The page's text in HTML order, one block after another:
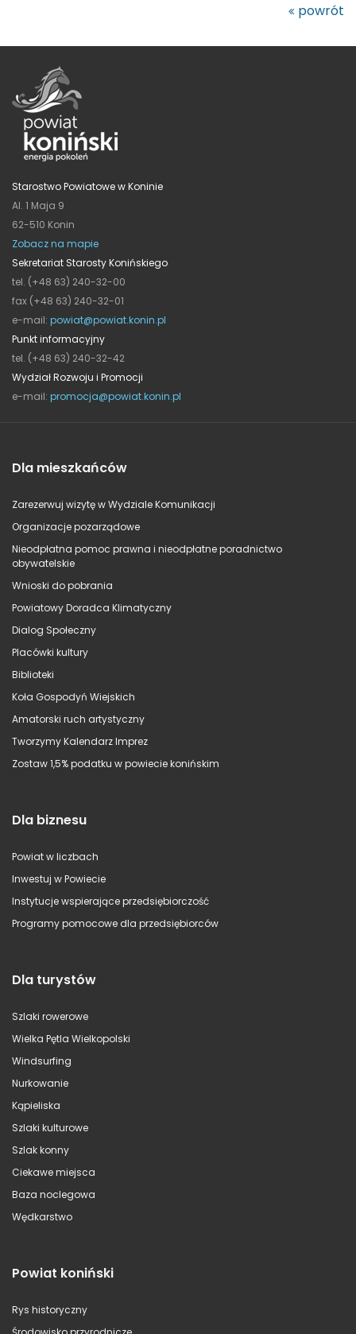
powrót
Starostwo Powiatowe w Koninie
Al. 1 Maja 9
62-510 Konin
Zobacz na mapie
Sekretariat Starosty Konińskiego
tel. (+48 63) 240-32-00
fax (+48 63) 240-32-01
e-mail: powiat@powiat.konin.pl
Punkt informacyjny
tel. (+48 63) 240-32-42
Wydział Rozwoju i Promocji
e-mail: promocja@powiat.konin.pl
Dla mieszkańców
Zarezerwuj wizytę w Wydziale Komunikacji
Organizacje pozarządowe
Nieodpłatna pomoc prawna i nieodpłatne poradnictwo
obywatelskie
Wnioski do pobrania
Powiatowy Doradca Klimatyczny
Dialog Społeczny
Placówki kultury
Biblioteki
Koła Gospodyń Wiejskich
Amatorski ruch artystyczny
Tworzymy Kalendarz Imprez
Zostaw 1,5% podatku w powiecie konińskim
Dla biznesu
Powiat w liczbach
Inwestuj w Powiecie
Instytucje wspierające przedsiębiorczość
Programy pomocowe dla przedsiębiorców
Dla turystów
Szlaki rowerowe
Wielka Pętla Wielkopolski
Windsurfing
Nurkowanie
Kąpieliska
Szlaki kulturowe
Szlak konny
Ciekawe miejsca
Baza noclegowa
Wędkarstwo
Powiat koniński
Rys historyczny